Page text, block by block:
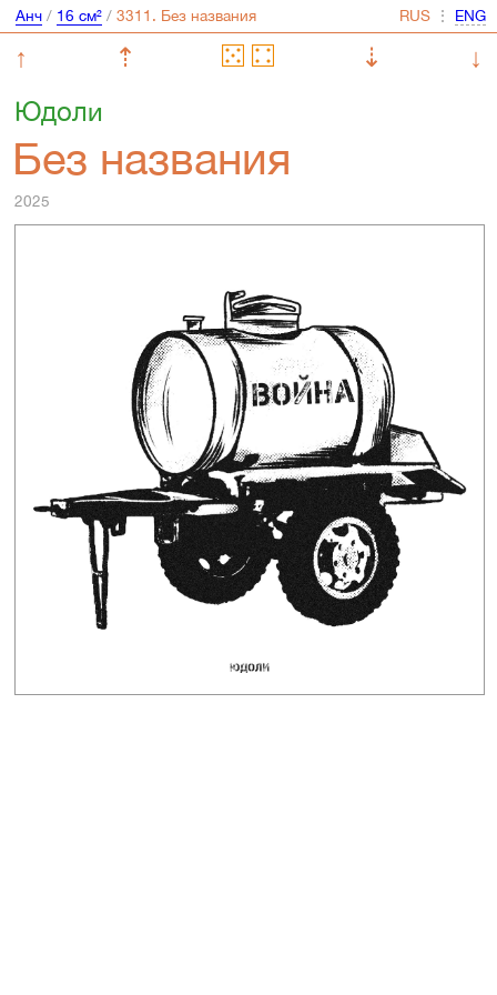
Анч/ 16 см²/ ⋮
↑ ⇡ ⇣
↓
Юдоли
Без названия
2025